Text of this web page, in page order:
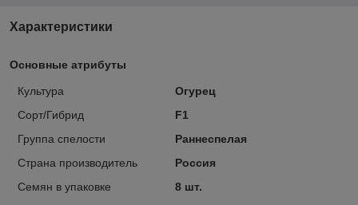
Характеристики
Основные атрибуты
Культура
Огурец
Сорт/Гибрид
F1
Группа спелости
Раннеспелая
Страна производитель
Россия
Семян в упаковке
8 шт.